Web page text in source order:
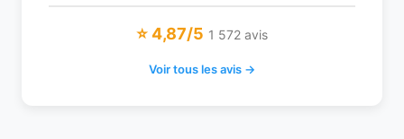
⭐ 4,87/5 1 572 avis
Voir tous les avis →